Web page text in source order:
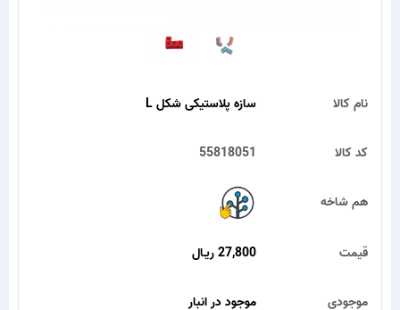
سازه پلاستیکی شکل L نام کالا
55818051 کد کالا
هم شاخه
27,800 ریـال قیمت
موجود در انبار موجودی